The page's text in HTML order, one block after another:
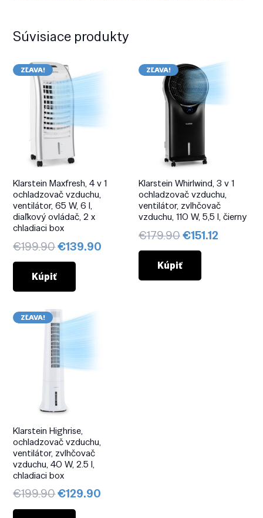
Súvisiace produkty
ZĽAVA!
Klarstein Maxfresh, 4 v 1
ochladzovač vzduchu,
ventilátor, 65 W, 6 l,
diaľkový ovládač, 2 x
chladiaci box
€199.90Pôvodná
cena
€199.90.
€139.90
Kúpiť
ZĽAVA!
Klarstein Whirlwind, 3 v 1
ochladzovač vzduchu,
ventilátor, zvlhčovač
vzduchu, 110 W, 5,5 l, čierny
€179.90Pôvodná
cena
bola:
€179.90.
€151.12
Kúpiť
ZĽAVA!
Klarstein Highrise,
ochladzovač vzduchu,
ventilátor, zvlhčovač
vzduchu, 40 W, 2.5 l,
chladiaci box
€199.90Pôvodná
cena
€129.90